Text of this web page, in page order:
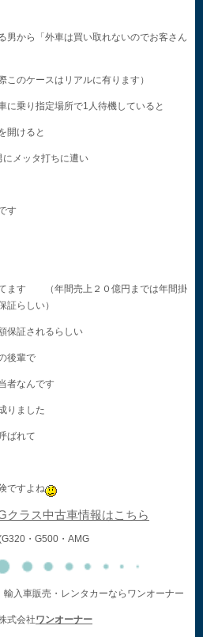
男から「外車は買い取れないのでお客さん
ケースはリアルに有ります）
乗り指定場所で1人待機していると
開けると
メッタ打ちに遭い
す
てます （年間売上２０億円までは年間掛
証らしい）
保証されるらしい
後輩で
者なんです
りました
ばれて
ですよね
クラス中古車情報はこちら
・G500・AMG
入車販売・レンタカーならワンオーナー
式会社ワンオーナー